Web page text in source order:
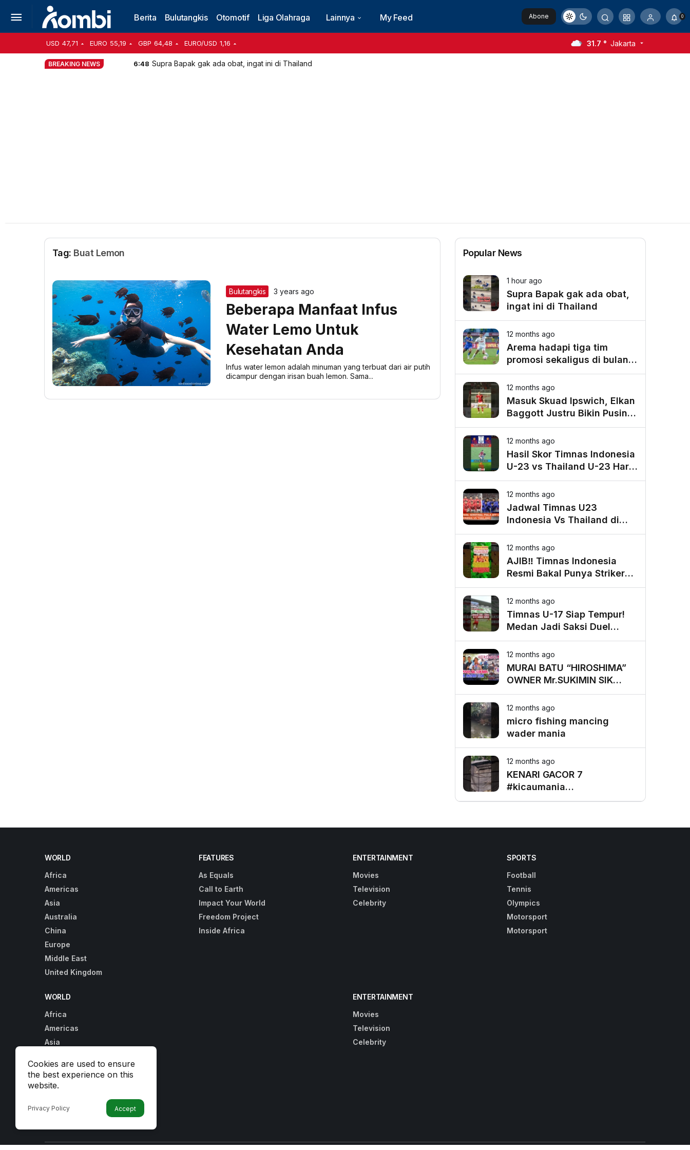
Berita Bulutangkis Otomotif Liga Olahraga Lainnya My Feed Abone
Ol
0
USD 47,71 EURO 55,19 GBP 64,48 EURO/USD 1,16 31.7 ° Jakarta
BREAKING NEWS 6:48 Supra Bapak gak ada obat, ingat ini di Thailand
Tag: Buat Lemon
Bulutangkis 3 years ago
Beberapa Manfaat Infus
Water Lemo Untuk
Kesehatan Anda
Infus water lemon adalah minuman yang terbuat dari air putih
dicampur dengan irisan buah lemon. Sama...
Popular News
1 hour ago
Supra Bapak gak ada obat,
ingat ini di Thailand
12 months ago
Arema hadapi tiga tim
promosi sekaligus di bulan
Agustus
12 months ago
Masuk Skuad Ipswich, Elkan
Baggott Justru Bikin Pusing
Timnas?! #timnasindonesia
#elkanbaggot
12 months ago
Hasil Skor Timnas Indonesia
U-23 vs Thailand U-23 Hari
Ini – Hasil Semifinal Piala
AFF U-23 2025
12 months ago
Jadwal Timnas U23
Indonesia Vs Thailand di
Semifinal Piala AFF U23
2025
12 months ago
AJIB‼️ Timnas Indonesia
Resmi Bakal Punya Striker
Baru Di Eredivisie Belanda?
12 months ago
Timnas U-17 Siap Tempur!
Medan Jadi Saksi Duel
Lawan Wakil Piala Dunia!
12 months ago
MURAI BATU “HIROSHIMA”
OWNER Mr.SUKIMIN SIK
BINTARO TEAM MASUK
PODIUM # 2 EVEN 3M FEAT
MASTERPIECE
12 months ago
micro fishing mancing
wader mania
12 months ago
KENARI GACOR 7
#kicaumania
#galerikenariindonesia
Cookies are used to ensure
the best experience on this
website.
Privacy Policy Accept
WORLD
Africa
Americas
Asia
Australia
China
Europe
Middle East
United Kingdom
FEATURES
As Equals
Call to Earth
Impact Your World
Freedom Project
Inside Africa
ENTERTAINMENT
Movies
Television
Celebrity
SPORTS
Football
Tennis
Olympics
Motorsport
Motorsport
WORLD
Africa
Americas
Asia
China
Europe
United Kingdom
ENTERTAINMENT
Movies
Television
Celebrity